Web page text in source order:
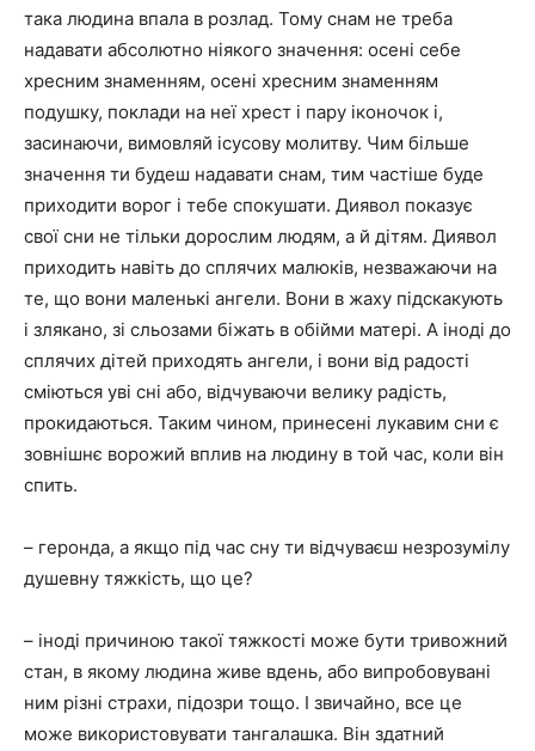
така людина впала в розлад. Тому снам не треба
надавати абсолютно ніякого значення: осені себе
хресним знаменням, осені хресним знаменням
подушку, поклади на неї хрест і пару іконочок і,
засинаючи, вимовляй ісусову молитву. Чим більше
значення ти будеш надавати снам, тим частіше буде
приходити ворог і тебе спокушати. Диявол показує
свої сни не тільки дорослим людям, а й дітям. Диявол
приходить навіть до сплячих малюків, незважаючи на
те, що вони маленькі ангели. Вони в жаху підскакують
і злякано, зі сльозами біжать в обійми матері. А іноді до
сплячих дітей приходять ангели, і вони від радості
сміються уві сні або, відчуваючи велику радість,
прокидаються. Таким чином, принесені лукавим сни є
зовнішнє ворожий вплив на людину в той час, коли він
спить.
– геронда, а якщо під час сну ти відчуваєш незрозумілу
душевну тяжкість, що це?
– іноді причиною такої тяжкості може бути тривожний
стан, в якому людина живе вдень, або випробовувані
ним різні страхи, підозри тощо. І звичайно, все це
може використовувати тангалашка. Він здатний